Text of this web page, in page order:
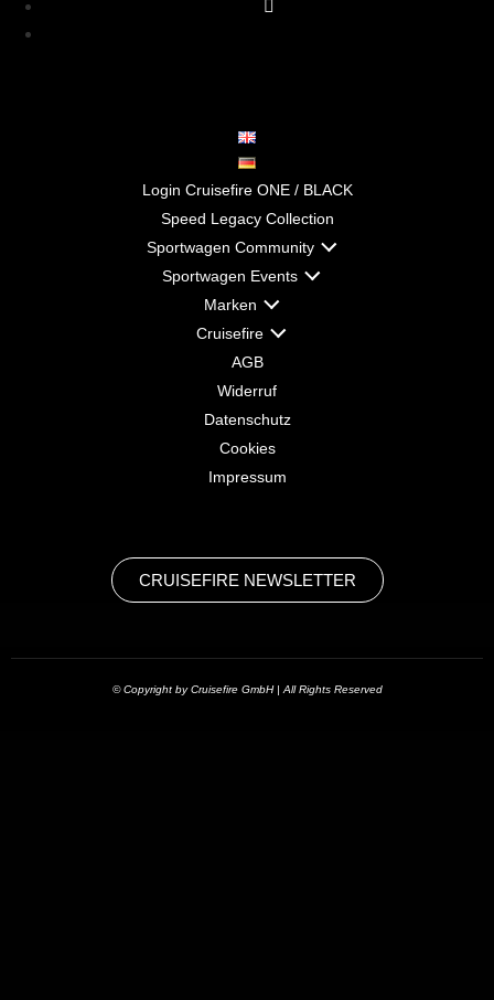
Login Cruisefire ONE / BLACK
Speed Legacy Collection
Sportwagen Community
Sportwagen Events
Marken
Cruisefire
AGB
Widerruf
Datenschutz
Cookies
Impressum
CRUISEFIRE NEWSLETTER
© Copyright by Cruisefire GmbH | All Rights Reserved